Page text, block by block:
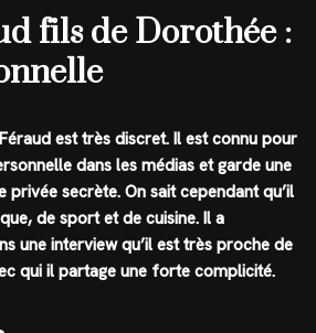
fils de Dorothée :
est très discret. Il est connu pour
dans les médias et garde une
privée secrète. On sait cependant qu’il
de sport et de cuisine. Il a
une interview qu’il est très proche de
qui il partage une forte complicité.